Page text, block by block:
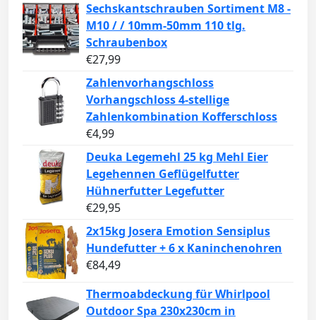
Sechskantschrauben Sortiment M8 -
M10 / / 10mm-50mm 110 tlg.
Schraubenbox
€27,99
Zahlenvorhangschloss
Vorhangschloss 4-stellige
Zahlenkombination Kofferschloss
€4,99
Deuka Legemehl 25 kg Mehl Eier
Legehennen Geflügelfutter
Hühnerfutter Legefutter
€29,95
2x15kg Josera Emotion Sensiplus
Hundefutter + 6 x Kaninchenohren
€84,49
Thermoabdeckung für Whirlpool
Outdoor Spa 230x230cm in